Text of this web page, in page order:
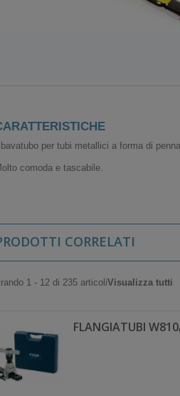
per tubi metallici a forma di
comoda e tascabile.
CORRELATI
1 - 12 di 235 articoliVisualizza tutti
FLANGIATUBI